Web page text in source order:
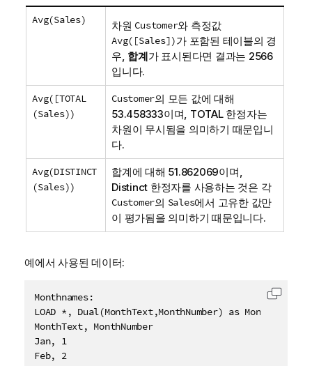
Avg(Sales) 차원 Customer와 측정값
Avg([Sales])가 포함된 테이블의 경
우, 합계가 표시된다면 결과는 2566
입니다.
Avg([TOTAL
(Sales))
Customer의 모든 값에 대해
53.458333이며, TOTAL한정자는
차원이 무시됨을 의미하기 때문입니
다.
Avg(DISTINCT
(Sales))
합계에 대해 51.862069이며,
Distinct 한정자를 사용하는 것은 각
Customer의 Sales에서 고유한 값만
이 평가됨을 의미하기 때문입니다.
예에서 사용된 데이터:
Monthnames:
LOAD *, Dual(MonthText,MonthNumber) as Month
MonthText, MonthNumber
Jan, 1
Feb, 2
클립보